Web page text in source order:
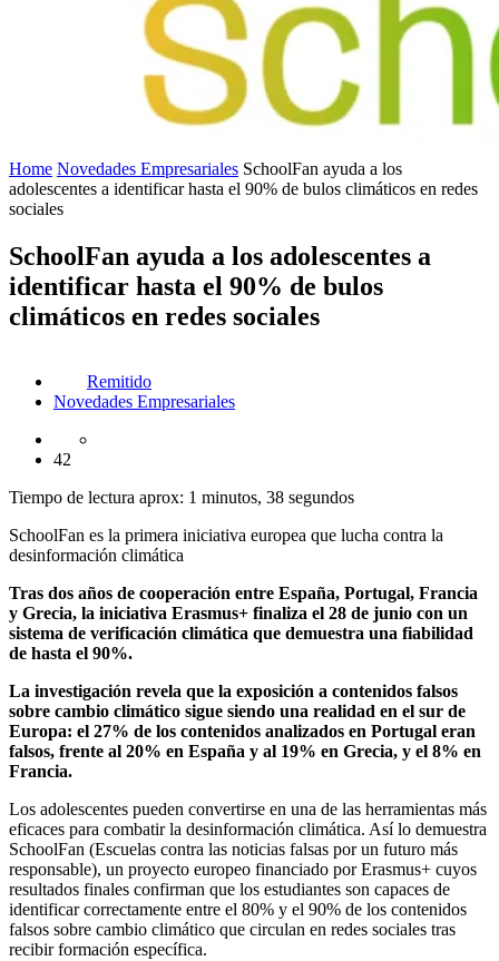
Home Novedades Empresariales SchoolFan ayuda a los
adolescentes a identificar hasta el 90% de bulos climáticos en redes
sociales
SchoolFan ayuda a los adolescentes a
identificar hasta el 90% de bulos
climáticos en redes sociales
Remitido
Novedades Empresariales
42
Tiempo de lectura aprox: 1 minutos, 38 segundos
SchoolFan es la primera iniciativa europea que lucha contra la
desinformación climática
Tras dos años de cooperación entre España, Portugal, Francia
y Grecia, la iniciativa Erasmus+ finaliza el 28 de junio con un
sistema de verificación climática que demuestra una fiabilidad
de hasta el 90%.
La investigación revela que la exposición a contenidos falsos
sobre cambio climático sigue siendo una realidad en el sur de
Europa: el 27% de los contenidos analizados en Portugal eran
falsos, frente al 20% en España y al 19% en Grecia, y el 8% en
Francia.
Los adolescentes pueden convertirse en una de las herramientas más
eficaces para combatir la desinformación climática. Así lo demuestra
SchoolFan (Escuelas contra las noticias falsas por un futuro más
responsable), un proyecto europeo financiado por Erasmus+ cuyos
resultados finales confirman que los estudiantes son capaces de
identificar correctamente entre el 80% y el 90% de los contenidos
falsos sobre cambio climático que circulan en redes sociales tras
recibir formación específica.